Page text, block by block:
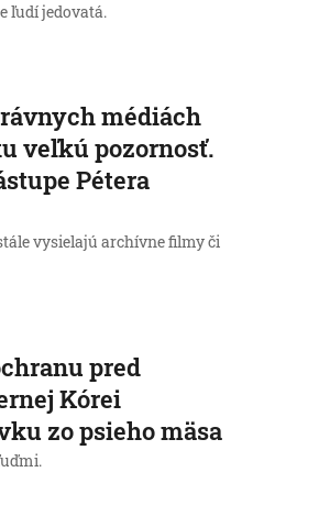
ľudí jedovatá.
médiách
veľkú pozornosť.
Pétera
vysielajú archívne filmy či
pred
Kórei
zo psieho mäsa